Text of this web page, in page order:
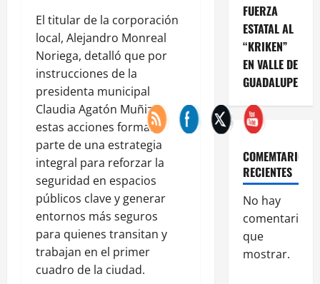
El titular de la corporación
local, Alejandro Monreal
Noriega, detalló que por
instrucciones de la
presidenta municipal
Claudia Agatón Muñiz,
estas acciones forman
parte de una estrategia
integral para reforzar la
seguridad en espacios
públicos clave y generar
entornos más seguros
para quienes transitan y
trabajan en el primer
cuadro de la ciudad.
FUERZA
ESTATAL AL
“KRIKEN”
EN VALLE DE
GUADALUPE
COMEMTARIOS
RECIENTES
No hay
comentarios
que
mostrar.